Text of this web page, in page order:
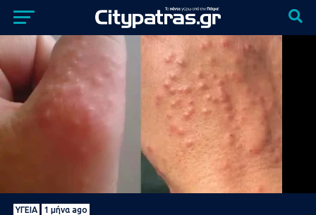
ΥΓΕΊΑ 1 μήνα ago